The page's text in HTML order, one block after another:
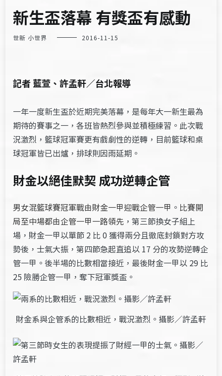
新生盃落幕 有獎盃有感動
世新 小世界 2016-11-15
記者 藍萱、許孟軒／台北報導
一年一度新生盃於近期完美落幕，是每年大一新生最為
期待的賽事之一，各班皆熱烈參與並積極練習。此次戰
況激烈，籃球冠軍賽更有戲劇性的逆轉，目前籃球和桌
球冠軍皆已出爐，排球則因雨延期。
財金以絕佳默契 成功逆轉企管
男女混籃球賽冠軍戰由財金一甲迎戰企管一甲 。 比賽開
局至中場都由企管一甲一路領先 ，第三節換女子組上
場，財金一甲以單節 2 比 0 獲得兩分且徹底封鎖對方攻
勢後，士氣大振，第四節急起直追以 17 分的攻勢逆轉企
管一甲。後半場的比數相當接近，最後財金一甲以 29 比
25 險勝企管一甲，奪下冠軍獎盃。
財金系與企管系的比數相近，戰況激烈。攝影／許孟軒